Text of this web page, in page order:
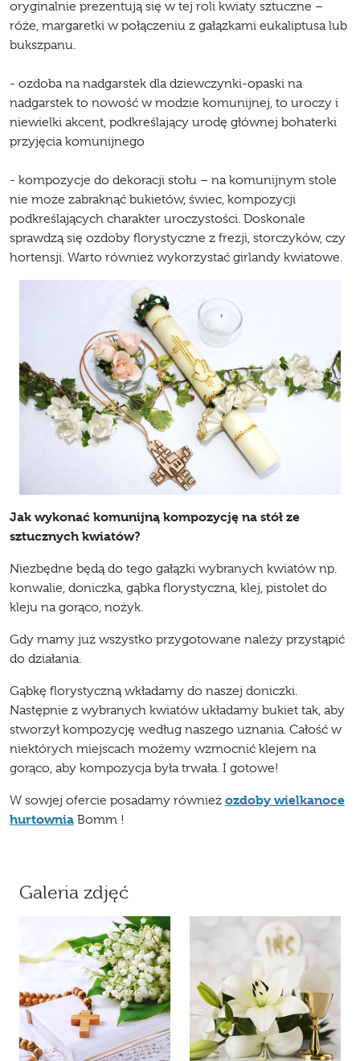
oryginalnie prezentują się w tej roli kwiaty sztuczne –
róże, margaretki w połączeniu z gałązkami eukaliptusa lub
bukszpanu.
- ozdoba na nadgarstek dladziewczynki-opaski na
nadgarstek to nowość w modzie komunijnej, to uroczy i
niewielki akcent, podkreślający urodę głównej bohaterki
przyjęcia komunijnego
- kompozycje do dekoracji stołu – na komunijnym stole
nie może zabraknąć bukietów, świec, kompozycji
podkreślających charakter uroczystości. Doskonale
sprawdzą się ozdoby florystyczne z frezji, storczyków, czy
hortensji. Warto również wykorzystać girlandy kwiatowe.
Jak wykonać komunijną kompozycję na stół ze
sztucznych kwiatów?
Niezbędne będą do tego gałązki wybranych kwiatów np.
konwalie, doniczka, gąbka florystyczna, klej, pistolet do
kleju na gorąco, nożyk.
Gdy mamy już wszystko przygotowane należy przystąpić
do działania.
Gąbkę florystyczną wkładamy do naszej doniczki.
Następnie z wybranych kwiatów układamy bukiet tak, aby
stworzył kompozycję według naszego uznania. Całość w
niektórych miejscach możemy wzmocnić klejem na
gorąco, aby kompozycja była trwała. I gotowe!
W sowjej ofercie posadamy również ozdoby wielkanoce
hurtownia Bomm !
Galeria zdjęć